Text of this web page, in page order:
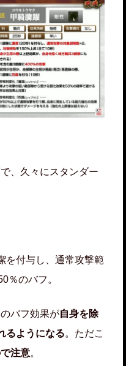
、久々にスタンダー
付与し、通常攻撃範
％のバフ。
バフ効果が自身を除
るようになる。ただこ
注意。